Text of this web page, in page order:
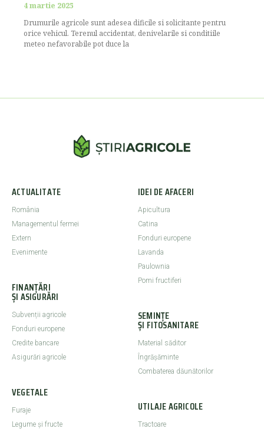
4 martie 2025
Drumurile agricole sunt adesea dificile si solicitante pentru
orice vehicul. Terenul accidentat, denivelarile si conditiile
meteo nefavorabile pot duce la
ACTUALITATE
România
Managementul fermei
Extern
Evenimente
FINANȚĂRI
ȘI ASIGURĂRI
Subvenții agricole
Fonduri europene
Credite bancare
Asigurări agricole
VEGETALE
Furaje
Legume şi fructe
IDEI DE AFACERI
Apicultura
Catina
Fonduri europene
Lavanda
Paulownia
Pomi fructiferi
SEMINȚE
ȘI FITOSANITARE
Material săditor
Îngrășăminte
Combaterea dăunătorilor
UTILAJE AGRICOLE
Tractoare